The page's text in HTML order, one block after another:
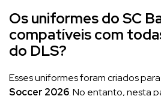
Os uniformes do SC
compatíveis com
do DLS?
Esses uniformes foram criados
Soccer 2026. No entanto, nesta